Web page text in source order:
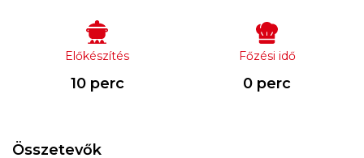
Előkészítés
10 perc
Főzési idő
0 perc
Összetevők